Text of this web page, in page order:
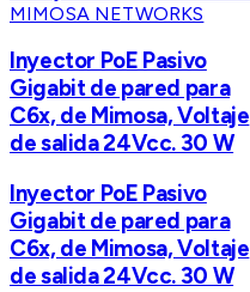
MIMOSA NETWORKS
Inyector PoE Pasivo
Gigabit de pared para
C6x, de Mimosa, Voltaje
de salida 24Vcc. 30 W
Inyector PoE Pasivo
Gigabit de pared para
C6x, de Mimosa, Voltaje
de salida 24Vcc. 30 W